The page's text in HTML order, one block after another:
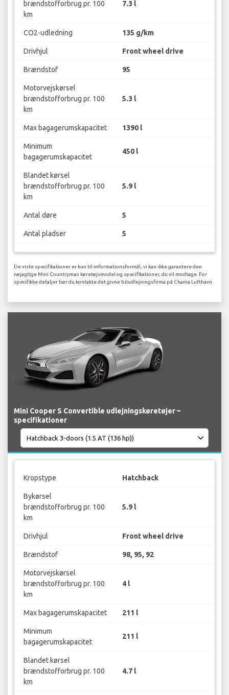
brændstofforbrug pr. 100
km
7.3 l
CO2-udledning 135 g/km
Drivhjul Front wheel drive
Brændstof 95
Motorvejskørsel
brændstofforbrug pr. 100
km
5.3 l
Max bagagerumskapacitet 1390 l
Minimum
bagagerumskapacitet
450 l
Blandet kørsel
brændstofforbrug pr. 100
km
5.9 l
Antal døre 5
Antal pladser 5
De viste specifikationer er kun til informationsformål, vi kan ikke garantere den
nøjagtige Mini Countryman køretøjsmodel og specifikationer, du vil modtage. For
specifikke detaljer bør du kontakte det givne biludlejningsfirma på Chania Lufthavn.
Mini Cooper S Convertible udlejningskøretøjer –
specifikationer
Kropstype Hatchback
Bykørsel
brændstofforbrug pr. 100
km
5.9 l
Drivhjul Front wheel drive
Brændstof 98, 95, 92
Motorvejskørsel
brændstofforbrug pr. 100
km
4 l
Max bagagerumskapacitet 211 l
Minimum
bagagerumskapacitet
211 l
Blandet kørsel
brændstofforbrug pr. 100
km
4.7 l